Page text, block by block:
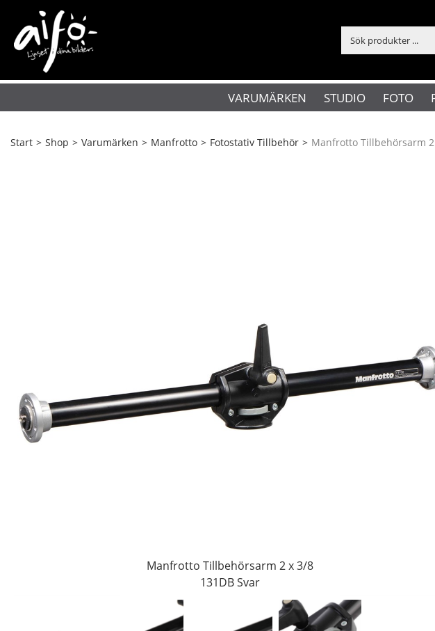
VARUMÄRKEN STUDIO FOTO
Start > Shop > Varumärken > Manfrotto > Fotostativ Tillbehör > Manfrotto Tillbehörsarm 2
Manfrotto Tillbehörsarm 2 x 3/8
131DB Svar